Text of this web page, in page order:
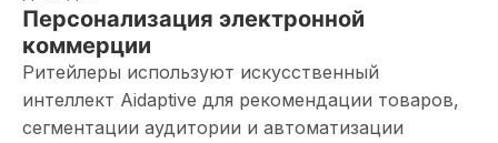
Персонализация электронной
коммерции
Ритейлеры используют искусственный
интеллект Aidaptive для рекомендации товаров,
сегментации аудитории и автоматизации